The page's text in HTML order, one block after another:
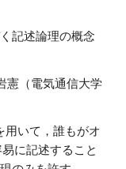
記述論理の概念
憲（電気通信大学
用いて，誰もがオ
に記述すること